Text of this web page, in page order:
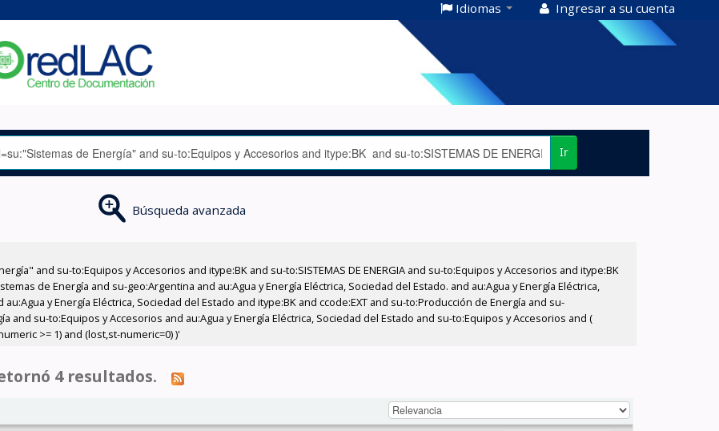
Idiomas Ingresar a su cuenta
Ir
Búsqueda avanzada
and su-to:Equipos y Accesorios and itype:BK and su-to:SISTEMAS DE ENERGIA and su-to:Equipos y Accesorios and itype:BK
de Energía and su-geo:Argentina and au:Agua y Energía Eléctrica, Sociedad del Estado. and au:Agua y Energía Eléctrica,
y Energía Eléctrica, Sociedad del Estado and itype:BK and ccode:EXT and su-to:Producción de Energía and su-
and su-to:Equipos y Accesorios and au:Agua y Energía Eléctrica, Sociedad del Estado and su-to:Equipos y Accesorios and (
>= 1) and (lost,st-numeric=0) )'
4 resultados.